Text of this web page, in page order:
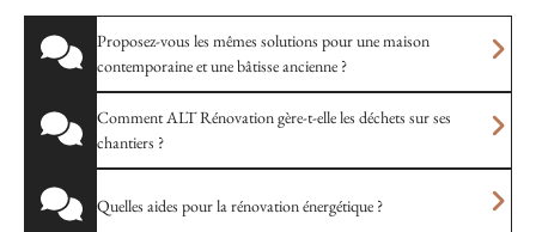
Proposez-vous les mêmes solutions pour une maison
contemporaine et une bâtisse ancienne ?
Comment ALT Rénovation gère-t-elle les déchets sur ses
chantiers ?
Quelles aides pour la rénovation énergétique ?